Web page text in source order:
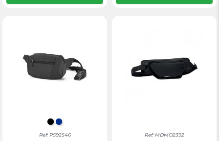
ZWART
BLAUW
Ref: PS92546 Ref: MDMO2392